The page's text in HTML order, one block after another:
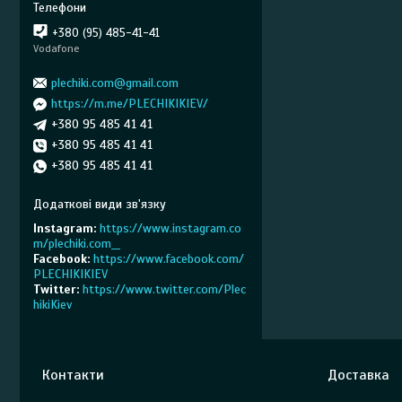
+380 (95) 485-41-41
Vodafone
plechiki.com@gmail.com
https://m.me/PLECHIKIKIEV/
+380 95 485 41 41
+380 95 485 41 41
+380 95 485 41 41
Instagram https://www.instagram.co
m/plechiki.com__
Facebook https://www.facebook.com/
PLECHIKIKIEV
Twitter https://www.twitter.com/Plec
hikiKiev
Контакти Доставка